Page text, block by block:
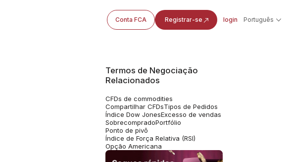
Conta FCA Registrar-se login Português
Termos de Negociação
Relacionados
CFDs de commodities
Compartilhar CFDsTipos de Pedidos
Índice Dow JonesExcesso de vendas
SobrecompradoPortfólio
Ponto de pivô
Índice de Força Relativa (RSI)
Opção Americana